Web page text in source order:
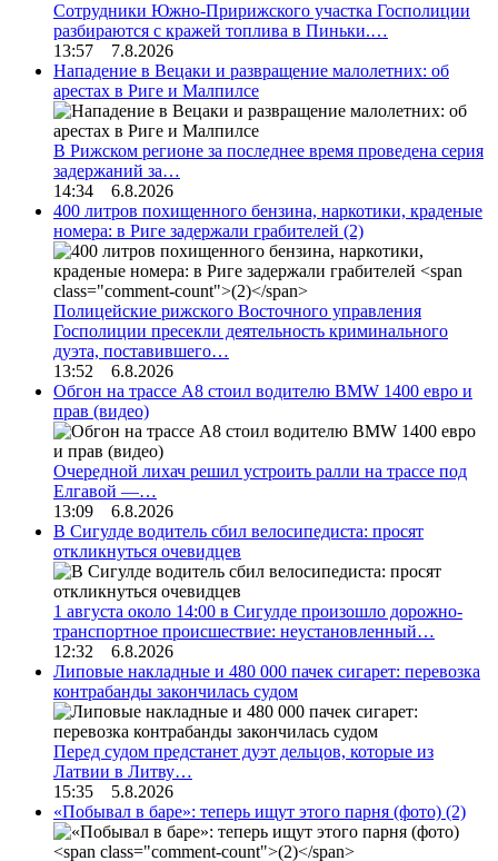
Сотрудники Южно-Пририжского участка Госполиции
разбираются с кражей топлива в Пиньки.…
13:57 7.8.2026
Нападение в Вецаки и развращение малолетних: об
арестах в Риге и Малпилсе
В Рижском регионе за последнее время проведена серия
задержаний за…
14:34 6.8.2026
400 литров похищенного бензина, наркотики, краденые
номера: в Риге задержали грабителей (2)
Полицейские рижского Восточного управления
Госполиции пресекли деятельность криминального
дуэта, поставившего…
13:52 6.8.2026
Обгон на трассе А8 стоил водителю BMW 1400 евро и
прав (видео)
Очередной лихач решил устроить ралли на трассе под
Елгавой —…
13:09 6.8.2026
В Сигулде водитель сбил велосипедиста: просят
откликнуться очевидцев
1 августа около 14:00 в Сигулде произошло дорожно-
транспортное происшествие: неустановленный…
12:32 6.8.2026
Липовые накладные и 480 000 пачек сигарет: перевозка
контрабанды закончилась судом
Перед судом предстанет дуэт дельцов, которые из
Латвии в Литву…
15:35 5.8.2026
«Побывал в баре»: теперь ищут этого парня (фото) (2)